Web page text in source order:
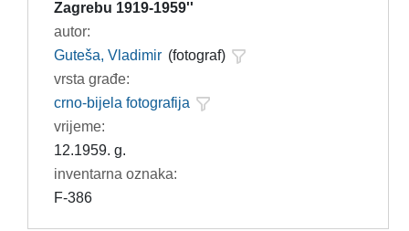
Zagrebu 1919-1959''
autor:
Guteša, Vladimir (fotograf)
vrsta građe:
crno-bijela fotografija
vrijeme:
12.1959. g.
inventarna oznaka:
F-386